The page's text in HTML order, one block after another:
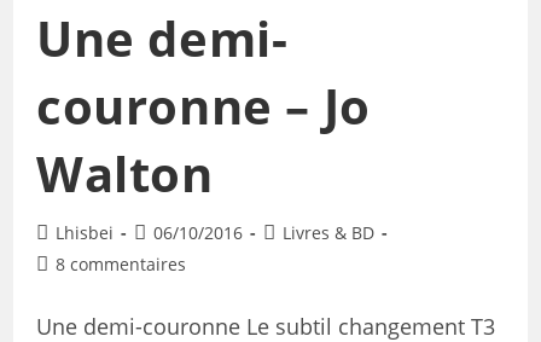
Une demi-
couronne – Jo
Walton
Lhisbei 06/10/2016
Livres & BD
8 commentaires
Une demi-couronne Le subtil changement T3